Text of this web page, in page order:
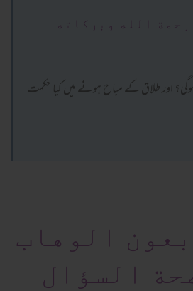
الله وبركاته
اور طلاق کے مباح ہونے میں کیا حکمت
الوهاب
السؤال